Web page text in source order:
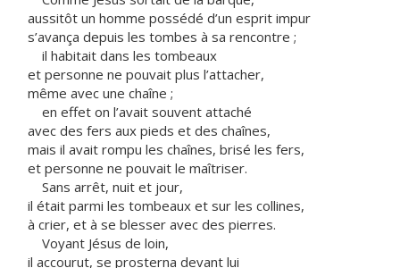
aussitôt un homme possédé d’un esprit impur
s’avança depuis les tombes à sa rencontre ;
il habitait dans les tombeaux
et personne ne pouvait plus l’attacher,
même avec une chaîne ;
en effet on l’avait souvent attaché
avec des fers aux pieds et des chaînes,
mais il avait rompu les chaînes, brisé les fers,
et personne ne pouvait le maîtriser.
Sans arrêt, nuit et jour,
il était parmi les tombeaux et sur les collines,
à crier, et à se blesser avec des pierres.
Voyant Jésus de loin,
il accourut, se prosterna devant lui